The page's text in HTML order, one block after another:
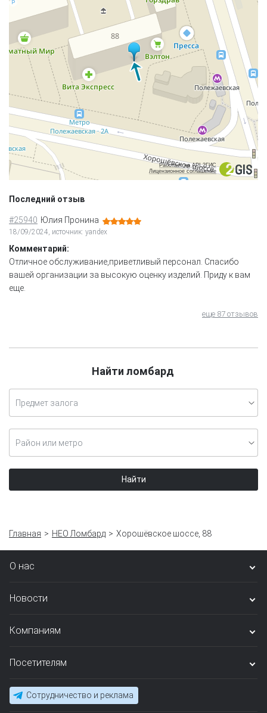
Работает на API 2ГИС
Лицензионное соглашение
Последний отзыв
#25940 Юлия Пронина
18/09/2024, источник: yandex
Комментарий:
Отличное обслуживание,приветливый персонал. Спасибо
вашей организации за высокую оценку изделий. Приду к вам
еще.
еще 87 отзывов
Найти ломбард
Предмет залога
Район или метро
Найти
Главная НЕО Ломбард Хорошёвское шоссе, 88
О нас
Новости
Компаниям
Посетителям
Сотрудничество и реклама